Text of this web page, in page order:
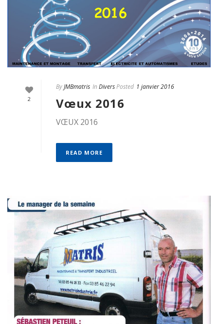
2
ByJMBmatris In DiversPosted 1 janvier 2016
Vœux 2016
VŒUX 2016
READ MORE